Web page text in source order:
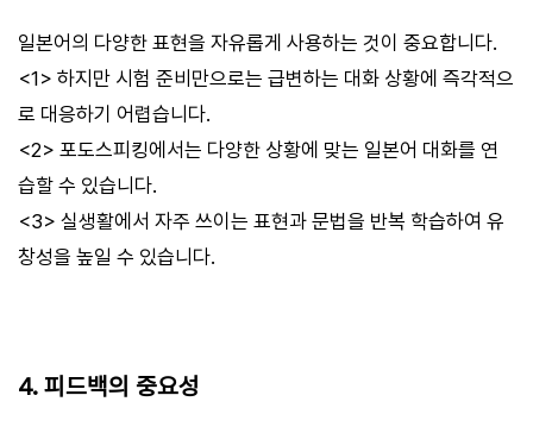
일본어의 다양한 표현을 자유롭게 사용하는 것이 중요합니다.
<1> 하지만 시험 준비만으로는 급변하는 대화 상황에 즉각적으
로 대응하기 어렵습니다.
<2> 포도스피킹에서는 다양한 상황에 맞는 일본어 대화를 연
습할 수 있습니다.
<3> 실생활에서 자주 쓰이는 표현과 문법을 반복 학습하여 유
창성을 높일 수 있습니다.
4. 피드백의 중요성